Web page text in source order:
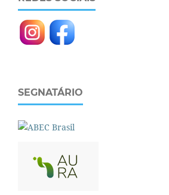
SEGNATÁRIO